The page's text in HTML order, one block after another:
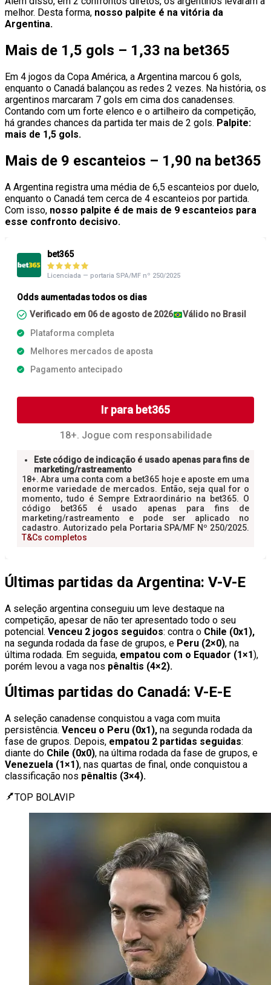
melhor. Desta forma, nosso palpite é na vitória da
Argentina.
Mais de 1,5 gols – 1,33 na bet365
Em 4 jogos da Copa América, a Argentina marcou 6 gols,
enquanto o Canadá balançou as redes 2 vezes. Na história, os
argentinos marcaram 7 gols em cima dos canadenses.
Contando com um forte elenco e o artilheiro da competição,
há grandes chances da partida ter mais de 2 gols. Palpite:
mais de 1,5 gols.
Mais de 9 escanteios – 1,90 na bet365
A Argentina registra uma média de 6,5 escanteios por duelo,
enquanto o Canadá tem cerca de 4 escanteios por partida.
Com isso, nosso palpite é de mais de 9 escanteios para
esse confronto decisivo.
Últimas partidas da Argentina: V-V-E
A seleção argentina conseguiu um leve destaque na
competição, apesar de não ter apresentado todo o seu
potencial. Venceu 2 jogos seguidos: contra o Chile (0x1),
na segunda rodada da fase de grupos, e Peru (2×0), na
última rodada. Em seguida, empatou com o Equador (1×1),
porém levou a vaga nos pênaltis (4×2).
Últimas partidas do Canadá: V-E-E
A seleção canadense conquistou a vaga com muita
persistência. Venceu o Peru (0x1), na segunda rodada da
fase de grupos. Depois, empatou 2 partidas seguidas:
diante do Chile (0x0), na última rodada da fase de grupos, e
Venezuela (1×1), nas quartas de final, onde conquistou a
classificação nos pênaltis (3×4).
TOP BOLAVIP